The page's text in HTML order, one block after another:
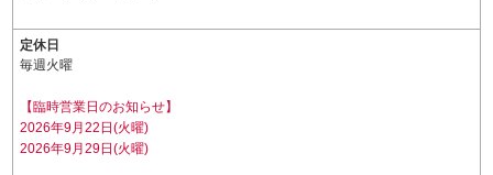
定休日
毎週火曜
【臨時営業日のお知らせ】
2026年9月22日(火曜)
2026年9月29日(火曜)